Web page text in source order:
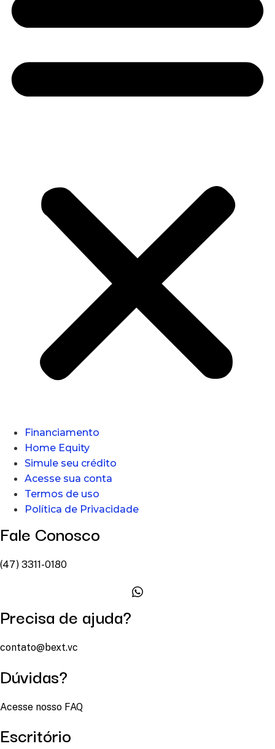
Financiamento
Home Equity
Simule seu crédito
Acesse sua conta
Termos de uso
Política de Privacidade
Fale Conosco
(47) 3311-0180
Precisa de ajuda?
contato@bext.vc
Dúvidas?
Acesse nosso FAQ
Escritório